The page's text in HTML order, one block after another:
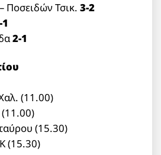
Ποσειδών Τσικ.3-2
2-1
(11.00)
(15.30)
(15.30)